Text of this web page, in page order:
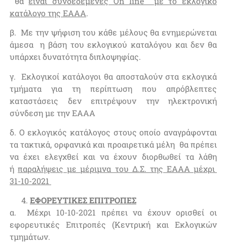
κατάλογο της ΕΑΑΑ.
β. Με την ψήφιση του κάθε μέλους θα ενημερώνεται
άμεσα η βάση του εκλογικού καταλόγου και δεν θα
υπάρχει δυνατότητα διπλοψηφίας.
γ. Εκλογικοί κατάλογοι θα αποσταλούν στα εκλογικά
τμήματα για τη περίπτωση που απρόβλεπτες
καταστάσεις δεν επιτρέψουν την ηλεκτρονική
σύνδεση με την ΕΑΑΑ
δ. Ο εκλογικός κατάλογος στους οποίο αναγράφονται
τα τακτικά, ορφανικά και προαιρετικά μέλη θα πρέπει
να έχει ελεγχθεί και να έχουν διορθωθεί τα λάθη
ήπαραλήψεις με μέριμνα του Δ.Σ. της ΕΑΑΑ μέχρι
31-10-2021
ΕΦΟΡΕΥΤΙΚΕΣ ΕΠΙΤΡΟΠΕΣ
α. Μέχρι 10-10-2021 πρέπει να έχουν ορισθεί οι
εφορευτικές Επιτροπές (Κεντρική και Εκλογικών
τμημάτων.